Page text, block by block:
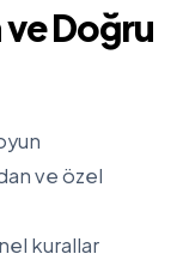
Doğru
ve özel
kurallar